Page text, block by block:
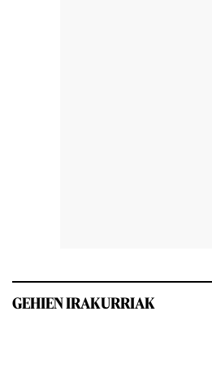
GEHIEN IRAKURRIAK